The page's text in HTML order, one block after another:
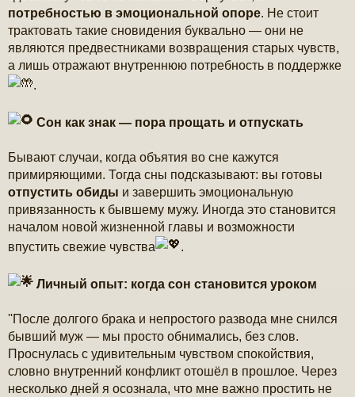
потребностью в эмоциональной опоре. Не стоит
трактовать такие сновидения буквально — они не
являются предвестниками возвращения старых чувств,
а лишь отражают внутреннюю потребность в поддержке
.
Сон как знак — пора прощать и отпускать
Бывают случаи, когда объятия во сне кажутся
примиряющими. Тогда сны подсказывают: вы готовы
отпустить обиды и завершить эмоциональную
привязанность к бывшему мужу. Иногда это становится
началом новой жизненной главы и возможности
впустить свежие чувства
.
Личный опыт: когда сон становится уроком
''После долгого брака и непростого развода мне снился
бывший муж — мы просто обнимались, без слов.
Проснулась с удивительным чувством спокойствия,
словно внутренний конфликт отошёл в прошлое. Через
несколько дней я осознала, что мне важно простить не